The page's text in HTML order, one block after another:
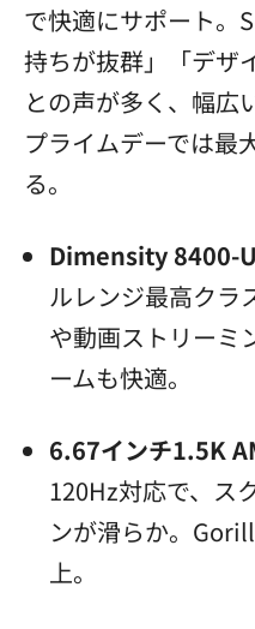
で快適にサポート。
持ちが抜群」「デザ
との声が多く、幅広
プライムデーでは最
る。
Dimensity 8400-
ルレンジ最高クラ
や動画ストリーミ
ームも快適。
6.67インチ1.5K
120Hz対応で、ス
ンが滑らか。
上。